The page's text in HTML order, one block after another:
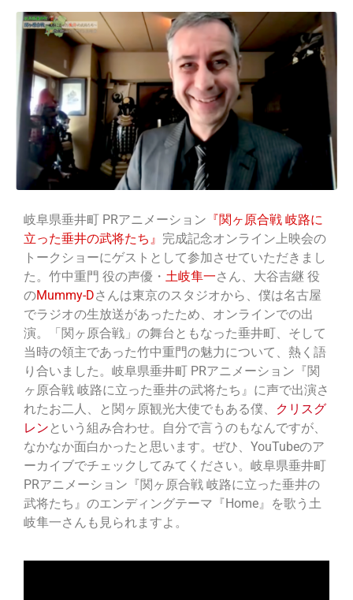
岐阜県垂井町 PRアニメーション 『関ヶ原合戦 岐路に
立った垂井の武将たち』 完成記念オンライン上映会の
トークショーにゲストとして参加させていただきまし
た。竹中重門 役の声優・ 土岐隼一さん、大谷吉継 役
のMummy-Dさんは東京のスタジオから、僕は名古屋
でラジオの生放送があったため、オンラインでの出
演。「関ヶ原合戦」の舞台ともなった垂井町、そして
当時の領主であった竹中重門の魅力について、熱く語
り合いました。岐阜県垂井町 PRアニメーション『関
ヶ原合戦 岐路に立った垂井の武将たち』に声で出演さ
れたお二人、と関ヶ原観光大使でもある僕、
クリスグ
レン という組み合わせ。自分で言うのもなんですが、
なかなか面白かったと思います。ぜひ、YouTubeのア
ーカイブでチェックしてみてください。岐阜県垂井町
PRアニメーション『関ヶ原合戦 岐路に立った垂井の
武将たち』のエンディングテーマ『Home』を歌う土
岐隼一さんも見られますよ。